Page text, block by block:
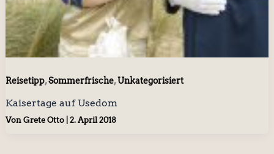
Reisetipp,Sommerfrische,Unkategorisiert
Kaisertage auf Usedom
Von Grete Otto 2. April 2018